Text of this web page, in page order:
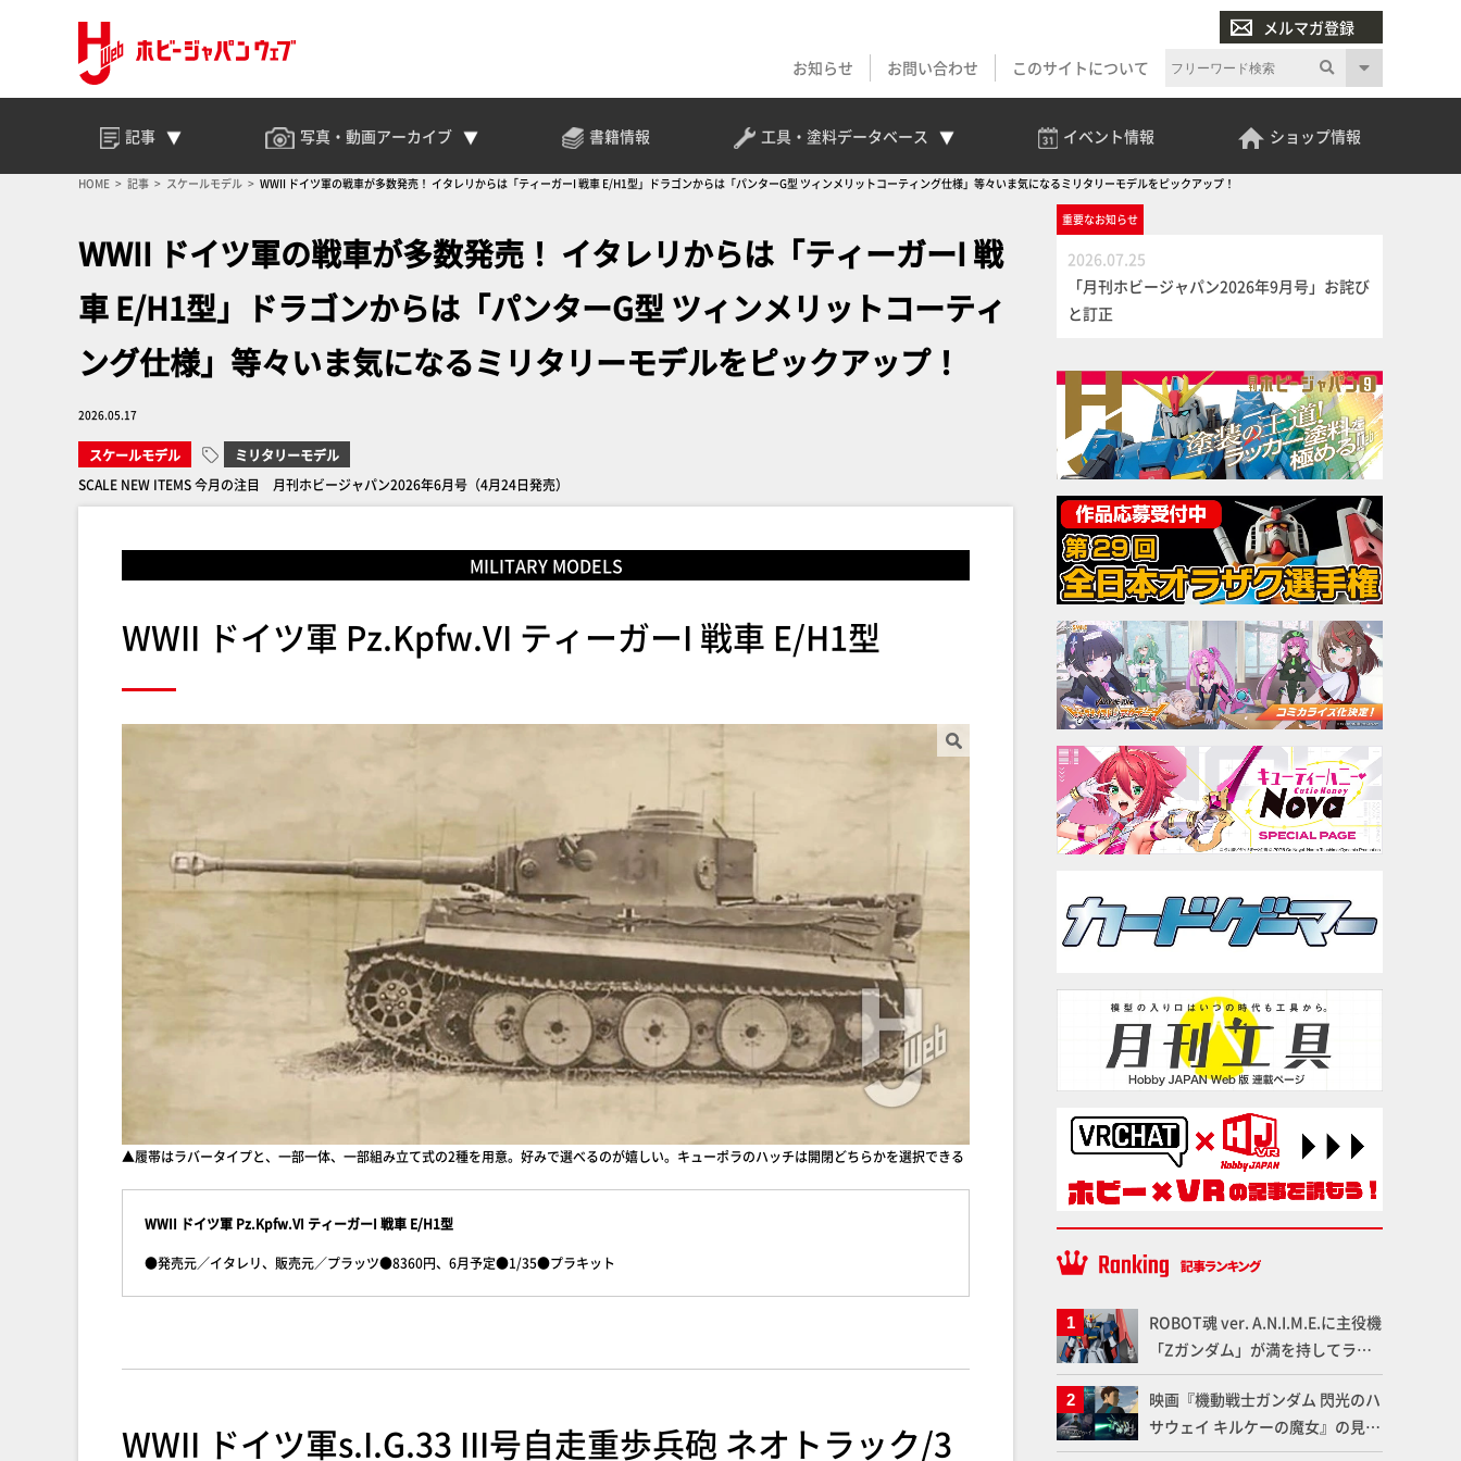
メルマガ登録
お知らせ
お問い合わせ このサイトについて
記事 写真・動画アーカイブ 書籍情報 工具・塗料データベース イベント情報 ショップ情報
HOME 記事 スケールモデル WWII ドイツ軍の戦車が多数発売！ イタレリからは「ティーガーI 戦車 E/H1型」ドラゴンからは「パンターG型 ツィンメリットコーティング仕様」等々いま気になるミリタリーモデルをピックアップ！
WWII ドイツ軍の戦車が多数発売！ イタレリからは「ティーガーI 戦
車 E/H1型」ドラゴンからは「パンターG型 ツィンメリットコーティ
ング仕様」等々いま気になるミリタリーモデルをピックアップ！
2026.05.17
スケールモデル
ミリタリーモデル
SCALE NEW ITEMS 今月の注目 月刊ホビージャパン2026年6月号（4月24日発売）
MILITARY MODELS
WWII ドイツ軍 Pz.Kpfw.VI ティーガーI 戦車 E/H1型
▲履帯はラバータイプと、一部一体、一部組み立て式の2種を用意。好みで選べるのが嬉しい。キューポラのハッチは開閉どちらかを選択できる
WWII ドイツ軍 Pz.Kpfw.VI ティーガーI 戦車 E/H1型
●発売元／イタレリ、販売元／プラッツ●8360円、6月予定●1/35●プラキット
WWII ドイツ軍s.I.G.33 III号自走重歩兵砲 ネオトラック/3
重要なお知らせ
2026.07.25
「月刊ホビージャパン2026年9月号」お詫び
と訂正
ROBOT魂 ver. A.N.I.M.E.に主役機
「Zガンダム」が満を持してライ
ンナップ！ウェイブライダーへの
変形、劇中どおりのプロポーショ
ンを再現【機動戦士Zガンダム】
映画『機動戦士ガンダム 閃光のハ
サウェイ キルケーの魔女』の見放
題配信が8月31日（月）よりスタ